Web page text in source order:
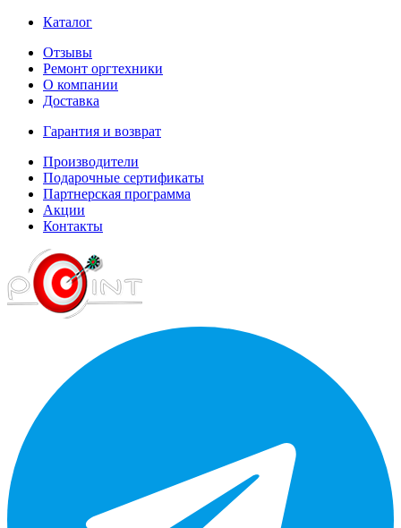
Каталог
Отзывы
Ремонт оргтехники
О компании
Доставка
Гарантия и возврат
Производители
Подарочные сертификаты
Партнерская программа
Акции
Контакты